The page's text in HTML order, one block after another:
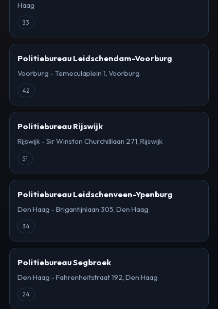
Haag
33
Politiebureau Leidschendam-Voorburg
Voorburg - Temeculaplein 1, Voorburg
42
Politiebureau Rijswijk
Rijswijk - Sir Winston Churchilllaan 271, Rijswijk
51
Politiebureau Leidschenveen-Ypenburg
Den Haag - Brigantijnlaan 305, Den Haag
34
Politiebureau Segbroek
Den Haag - Fahrenheitstraat 192, Den Haag
24